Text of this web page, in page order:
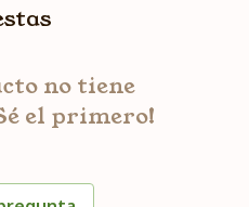
no tiene
el primero!